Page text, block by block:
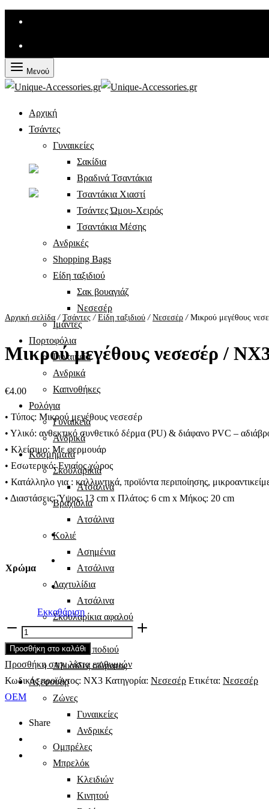
Αγαπημένα
Επικοινωνία
TΗΛΕΦΩΝΙΚΕΣ ΠΑΡΑΓΓΕΛΙΕΣ -
Μενού
Αρχική
Τσάντες
Γυναικείες
Σακίδια
Βραδινά Τσαντάκια
Τσαντάκια Χιαστί
Τσάντες Ώμου-Χειρός
Τσαντάκια Μέσης
Ανδρικές
Shopping Bags
Είδη ταξιδιού
Σακ βουαγιάζ
Νεσεσέρ
Ιμάντες
Πορτοφόλια
Γυναικεία
Ανδρικά
Καπνοθήκες
Ρολόγια
Γυναικεία
Ανδρικά
Κοσμήματα
Σκουλαρίκια
Ατσάλινα
Βραχιόλια
Ατσάλινα
Κολιέ
Ασημένια
Ατσάλινα
Δαχτυλίδια
Ατσάλινα
Σκουλαρίκια αφαλού
Αλυσίδες ποδιού
Αλυσίδες σώματος
Αξεσουάρ
Ζώνες
Γυναικείες
Ανδρικές
Ομπρέλες
Μπρελόκ
Κλειδιών
Κινητού
Αρχική σελίδα / Τσάντες / Είδη ταξιδιού / Νεσεσέρ /Μικρού μεγέθους
Μικρού μεγέθους νεσεσέρ /
€4.00
• Τύπος: Μικρού μεγέθους νεσεσέρ
• Υλικό: ανθεκτικό συνθετικό δέρμα (PU) & διάφανο PVC –
• Κλείσιμο: Με φερμουάρ
• Εσωτερικό: Ενιαίος χώρος
• Κατάλληλο για : καλλυντικά, προϊόντα περιποίησης,
• Διαστάσεις: Ύψος: 13 cm x Πλάτος: 6 cm x Μήκος: 20 cm
Χρώμα
Εκκαθάριση
Μικρού
μεγέθους
νεσεσέρ
/
NX3
Προσθήκη στο καλάθι
Προσθήκη στην λίστα επιθυμιών
Κωδικός προϊόντος: NX3 Κατηγορία: Νεσεσέρ Ετικέτα: Νεσεσέρ
OEM
Share